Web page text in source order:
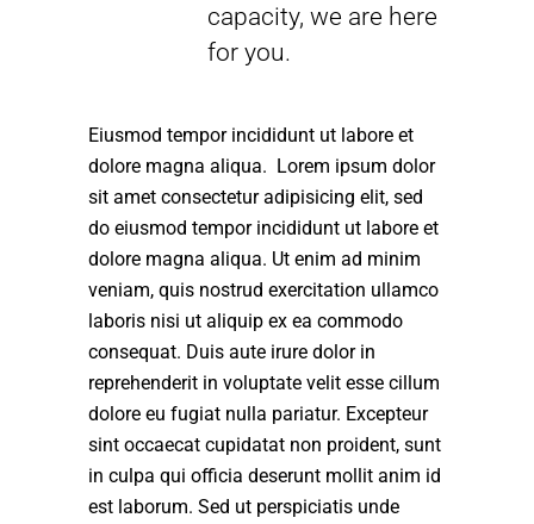
capacity, we are here
for you.
Eiusmod tempor incididunt ut labore et
dolore magna aliqua. Lorem ipsum dolor
sit amet consectetur adipisicing elit, sed
do eiusmod tempor incididunt ut labore et
dolore magna aliqua. Ut enim ad minim
veniam, quis nostrud exercitation ullamco
laboris nisi ut aliquip ex ea commodo
consequat. Duis aute irure dolor in
reprehenderit in voluptate velit esse cillum
dolore eu fugiat nulla pariatur. Excepteur
sint occaecat cupidatat non proident, sunt
in culpa qui officia deserunt mollit anim id
est laborum. Sed ut perspiciatis unde